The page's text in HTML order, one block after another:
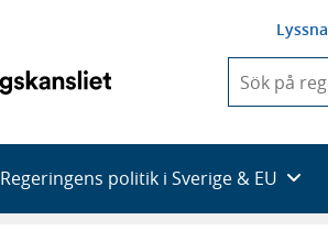
Lyssna
du
skriva
framträder
en
Regeringens politik i Sverige & EU